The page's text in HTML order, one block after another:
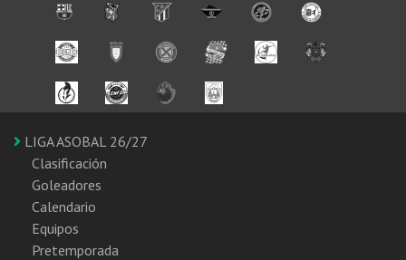
LIGA ASOBAL 26/27
Clasificación
Goleadores
Calendario
Equipos
Pretemporada